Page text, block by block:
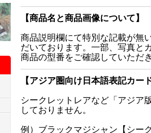
【商品名と商品画像について】
商品説明欄にて特別な記載が無
だいております。一部、写真と
商品の型番をご確認していただ
【アジア圏向け日本語表記カー
シークレットレアなど「アジア
しておりません。
例）ブラックマジシャン【シー